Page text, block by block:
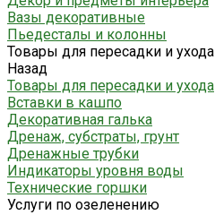
Вазы декоративные
Пьедесталы и колонны
Товары для пересадки и ухода
Назад
Товары для пересадки и ухода
Вставки в кашпо
Декоративная галька
Дренаж, субстраты, грунт
Дренажные трубки
Индикаторы уровня воды
Технические горшки
Услуги по озеленению